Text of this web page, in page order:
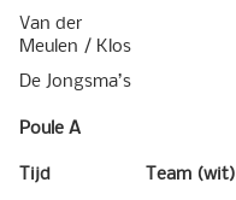
Van der
Meulen / Klos
De Jongsma’s
Poule A
Tijd
Team (wit)